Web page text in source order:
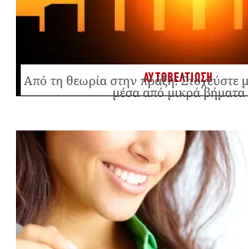
ΑΥΤΟΒΕΛΤΙΩΣΗ
Από τη θεωρία στην πράξη: Στοχεύστε
μέσα από μικρά βήματα